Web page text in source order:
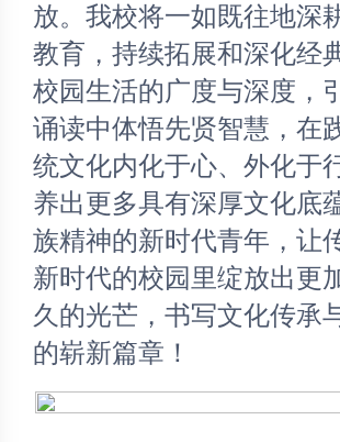
放。我校将一如既往地深
教育，持续拓展和深化经
校园生活的广度与深度，
诵读中体悟先贤智慧，在
统文化内化于心、外化于
养出更多具有深厚文化底
族精神的新时代青年，让
新时代的校园里绽放出更
久的光芒，书写文化传承
的崭新篇章！